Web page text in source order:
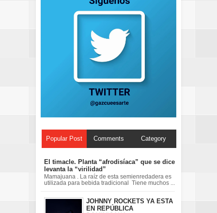
Popular Post Comments Category
El timacle. Planta “afrodisíaca” que se dice
levanta la “virilidad”
Mamajuana . La raíz de esta semienredadera es
utilizada para bebida tradicional Tiene muchos ...
JOHNNY ROCKETS YA ESTA
EN REPÚBLICA